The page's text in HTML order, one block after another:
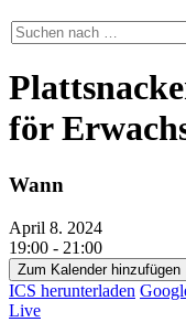
Suchen
nach …
för
Wann
April 8. 2024
19:00 - 21:00
Zum Kalender hinzufügen
ICS herunterladen
Live